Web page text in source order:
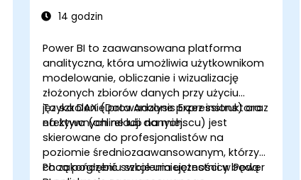
14 godzin
Power BI to zaawansowana platforma
analityczna, która umożliwia użytkownikom
modelowanie, obliczanie i wizualizację
złożonych zbiorów danych przy użyciu
języka DAX (Data Analysis Expressions) oraz
efektywnych relacji danych.
To szkolenie prowadzone przez instruktora
na żywo (online lub na miejscu) jest
skierowane do profesjonalistów na
poziomie średniozaawansowanym, którzy
chcą pogłębić swoje umiejętności w Power
Po zakończeniu szkolenia uczestnicy będą